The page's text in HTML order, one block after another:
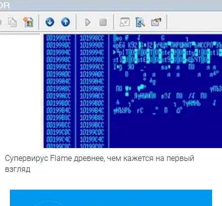
Супервирус Flame древнее, чем кажется на первый
взгляд